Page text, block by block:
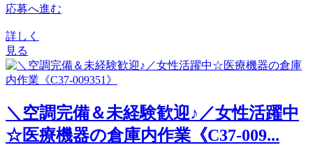
応募へ進む
詳しく
見る
＼空調完備＆未経験歓迎♪／女性活躍中
☆医療機器の倉庫内作業《C37-009...